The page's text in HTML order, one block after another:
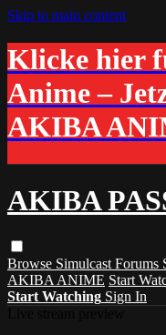
Skip to main content
Klicke hier
Anime –
AKIBA
AKIBA
Browse Simulcast Forums
AKIBA ANIME Start
Start Watching Sign In